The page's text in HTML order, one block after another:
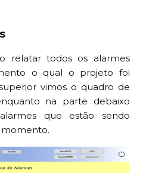
relatar todos os alarmes
o qual o projeto foi
vimos o quadro de
na parte debaixo
que estão sendo